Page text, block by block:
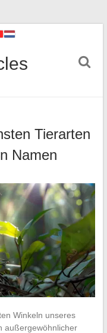
Tierarten
Namen
Winkeln unseres
außergewöhnlicher